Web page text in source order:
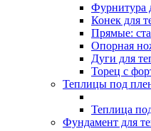
Фурнитура
Конек для
Прямые:
Опорная
Дуги для
Торец с
Теплицы под
Теплица
Фундамент для